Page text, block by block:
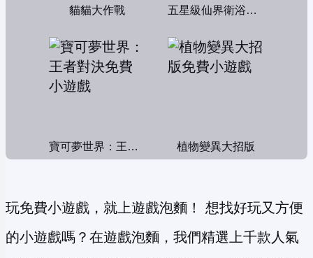
貓貓大作戰 五星級仙界衛浴帝國
寶可夢世界：王者對決 植物變異大招版
玩免費小遊戲，就上遊戲泡麵！ 想找好玩又方便
的小遊戲嗎？在遊戲泡麵，我們精選上千款人氣